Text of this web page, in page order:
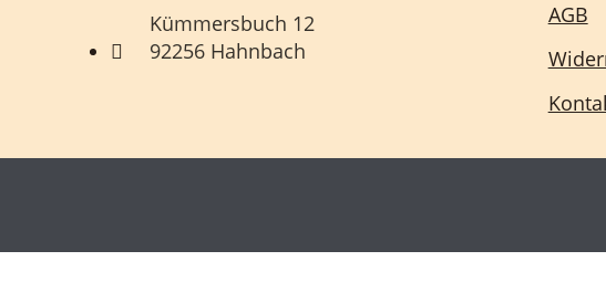
Kümmersbuch 12
92256 Hahnbach
AGB